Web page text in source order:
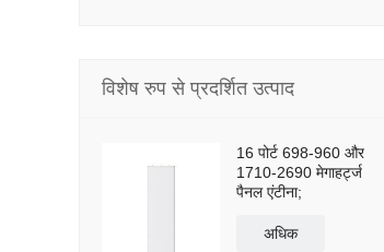
विशेष रुप से प्रदर्शित उत्पाद
16 पोर्ट 698-960 और
1710-2690 मेगाहर्ट्ज
पैनल एंटीना;
अधिक